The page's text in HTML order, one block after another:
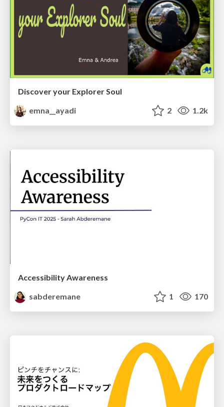
Discover your Explorer Soul
emna__ayadi
2 1.2k
Accessibility Awareness
sabderemane
1 170